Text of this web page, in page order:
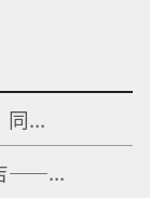
...
——...